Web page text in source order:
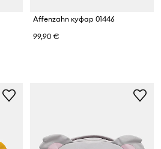
Affenzahn куфар 01446
99,90 €